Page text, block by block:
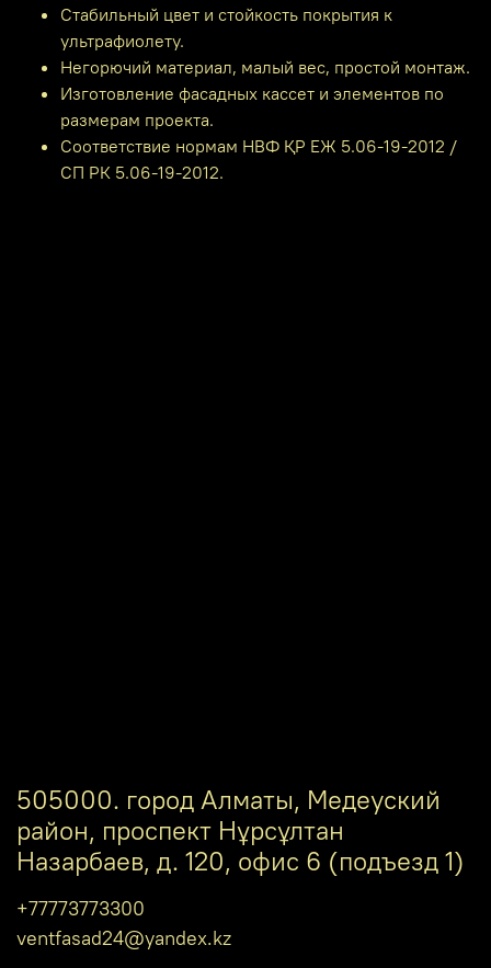
Стабильный цвет и стойкость покрытия к
ультрафиолету.
Негорючий материал, малый вес, простой монтаж.
Изготовление фасадных кассет и элементов по
размерам проекта.
Соответствие нормам НВФ ҚР ЕЖ 5.06-19-2012 /
СП РК 5.06-19-2012.
505000. город Алматы, Медеуский
район, проспект Нұрсұлтан
Назарбаев, д. 120, офис 6 (подъезд 1)
+77773773300
ventfasad24@yandex.kz